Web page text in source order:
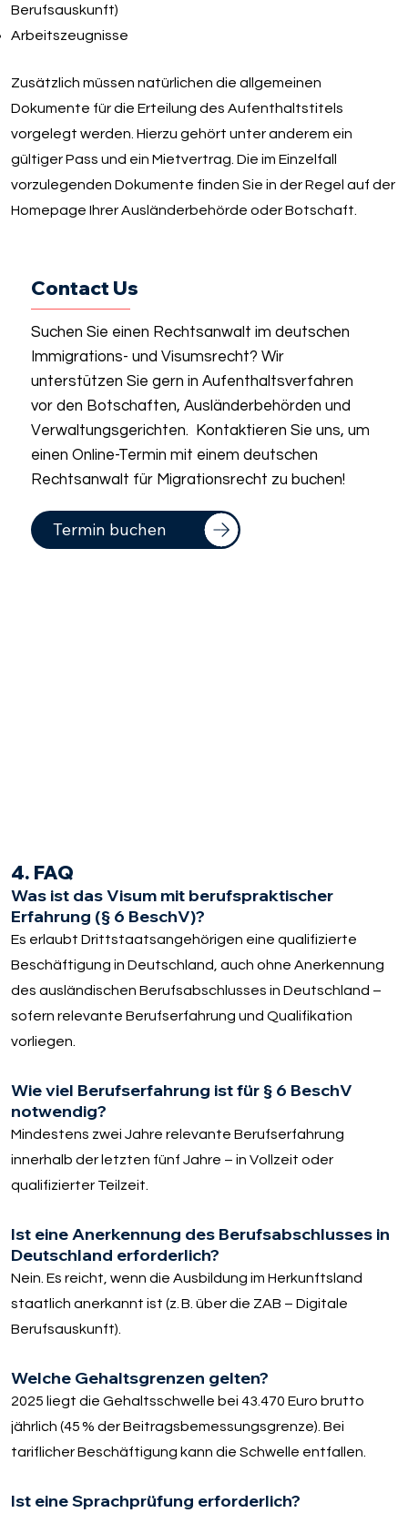
Berufsauskunft)
Arbeitszeugnisse
Zusätzlich müssen natürlichen die allgemeinen
Dokumente für die Erteilung des Aufenthaltstitels
vorgelegt werden. Hierzu gehört unter anderem ein
gültiger Pass und ein Mietvertrag. Die im Einzelfall
vorzulegenden Dokumente finden Sie in der Regel auf der
Homepage Ihrer Ausländerbehörde oder Botschaft.
Contact Us
Suchen Sie einen Rechtsanwalt im deutschen
Immigrations- und Visumsrecht? Wir
unterstützen Sie gern in Aufenthaltsverfahren
vor den Botschaften, Ausländerbehörden und
Verwaltungsgerichten. Kontaktieren Sie uns, um
einen Online-Termin mit einem deutschen
Rechtsanwalt für Migrationsrecht zu buchen!
Termin buchen
4. FAQ
Was ist das Visum mit berufspraktischer
Erfahrung (§ 6 BeschV)?
Es erlaubt Drittstaatsangehörigen eine qualifizierte
Beschäftigung in Deutschland, auch ohne Anerkennung
des ausländischen Berufsabschlusses in Deutschland –
sofern relevante Berufserfahrung und Qualifikation
vorliegen.
Wie viel Berufserfahrung ist für § 6 BeschV
notwendig?
Mindestens zwei Jahre relevante Berufserfahrung
innerhalb der letzten fünf Jahre – in Vollzeit oder
qualifizierter Teilzeit.
Ist eine Anerkennung des Berufsabschlusses in
Deutschland erforderlich?
Nein. Es reicht, wenn die Ausbildung im Herkunftsland
staatlich anerkannt ist (z. B. über die ZAB – Digitale
Berufsauskunft).
Welche Gehaltsgrenzen gelten?
2025 liegt die Gehaltsschwelle bei 43.470 Euro brutto
jährlich (45 % der Beitragsbemessungsgrenze). Bei
tariflicher Beschäftigung kann die Schwelle entfallen.
Ist eine Sprachprüfung erforderlich?